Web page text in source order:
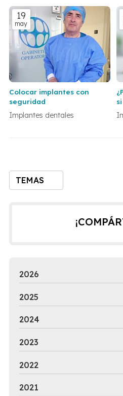
TEMAS
implante dental
19
may
Colocar implantes con
seguridad
Implantes dentales
2026
2025
2024
2023
2022
2021